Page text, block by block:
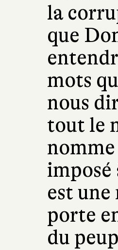
la
que
mots
nous
tout le
imposé
est
porte
du